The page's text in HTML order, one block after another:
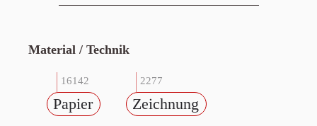
Material / Technik
16142
Papier
2277
Zeichnung